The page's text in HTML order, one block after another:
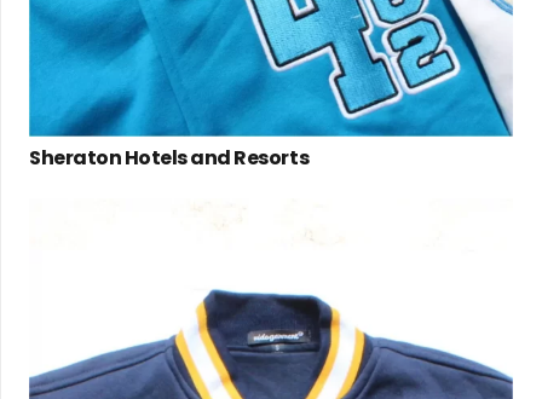
Sheraton Hotels and Resorts